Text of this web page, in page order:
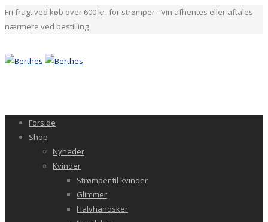
Fri fragt ved køb over 600 kr. for strømper - Vin afhentes eller aftales
nærmere ved bestilling
Forside
Shop
Nyheder
Kvinder
Strømper til kvinder
Glimmer
Halvhandsker